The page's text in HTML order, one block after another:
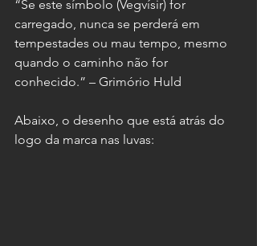
“Se este símbolo (Vegvísir) for
carregado, nunca se perderá em
tempestades ou mau tempo, mesmo
quando o caminho não for
conhecido.” – Grimório Huld
Abaixo, o desenho que está atrás do
logo da marca nas luvas: